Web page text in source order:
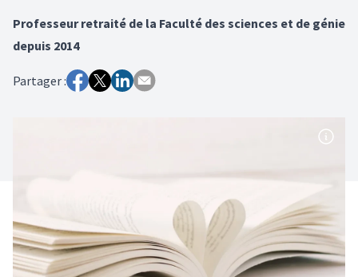
Professeur retraité de la Faculté des sciences et de génie
depuis 2014
Partager :